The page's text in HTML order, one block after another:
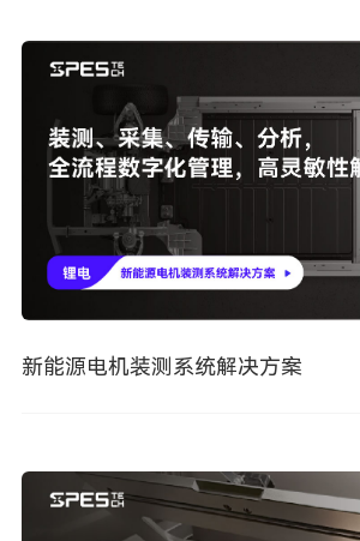
新能源电机装测系统解决方案